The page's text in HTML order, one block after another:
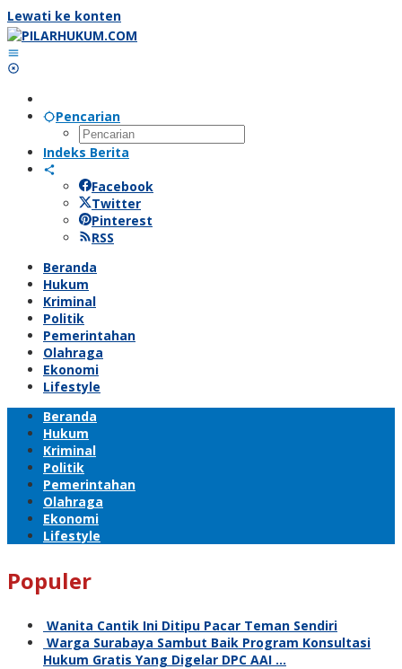
Lewati ke konten
Pencarian
Indeks Berita
Facebook
Twitter
Pinterest
RSS
Beranda
Hukum
Kriminal
Politik
Pemerintahan
Olahraga
Ekonomi
Lifestyle
Beranda
Hukum
Kriminal
Politik
Pemerintahan
Olahraga
Ekonomi
Lifestyle
Populer
Wanita Cantik Ini Ditipu Pacar Teman Sendiri
Warga Surabaya Sambut Baik Program Konsultasi
Hukum Gratis Yang Digelar DPC AAI …